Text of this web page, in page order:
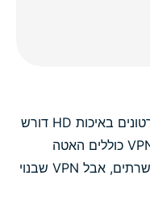
סטרימינג של שידורי ספורט חיים וסרטונים באיכות HD דורש
מהירות גבוהה ויציבה. כל שירותי ה-VPN כוללים האטה
מסוימת בגלל ההצפנה והניתוב דרך שרתים, אבל VPN שבנוי